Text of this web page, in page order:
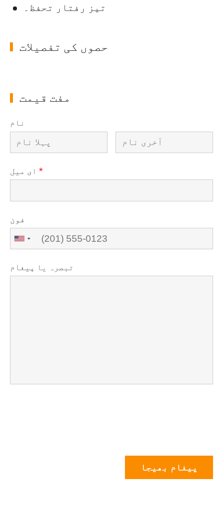
تیز رفتار تحفظ۔
حصوں کی تفصیلات
مفت قیمت
نام
*
فون
تبصرہ یا پیغام
پیغام بھیجا